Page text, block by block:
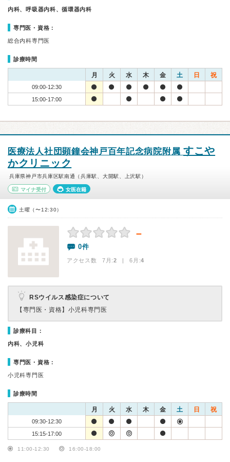
内科、呼吸器内科、循環器内科
専門医・資格：
総合内科専門医
診療時間
月 火 水 木 金 土 日 祝
09:00-12:30
15:00-17:00
医療法人社団顕鐘会神戸百年記念病院附属 すこや
かクリニック
兵庫県神戸市兵庫区駅南通（兵庫駅、大開駅、上沢駅）
マイナ受付 女医在籍
土曜（〜12:30）
－
0件
アクセス数 7月:2 | 6月:4
RSウイルス感染症について
【専門医・資格】 小児科専門医
診療科目：
内科、小児科
専門医・資格：
小児科専門医
診療時間
月 火 水 木 金 土 日 祝
09:30-12:30
15:15-17:00
11:00-12:30 16:00-18:00